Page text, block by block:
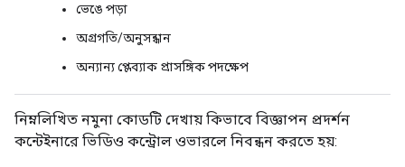
ভেঙে পড়া
অগ্রগতি/অনুসন্ধান
অন্যান্য প্লেব্যাক প্রাসঙ্গিক পদক্ষেপ
নিম্নলিখিত নমুনা কোডটি দেখায় কিভাবে বিজ্ঞাপন প্রদর্শন
কন্টেইনারে ভিডিও কন্ট্রোল ওভারলে নিবন্ধন করতে হয়: